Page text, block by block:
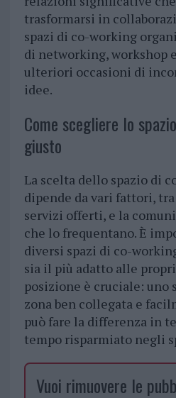
trasformarsi in
spazi di co-working
di networking, workshop
ulteriori occasioni di
idee.
Come scegliere lo
giusto
La scelta dello spazio di
dipende da vari fattori,
servizi offerti, e la
che lo frequentano. È
diversi spazi di co-
sia il più adatto alle
posizione è cruciale: uno
zona ben collegata e
può fare la differenza in
tempo risparmiato negli
Vuoi rimuovere le